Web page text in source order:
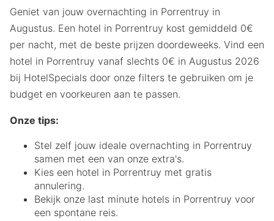
Geniet van jouw overnachting in Porrentruy in
Augustus. Een hotel in Porrentruy kost gemiddeld 0€
per nacht, met de beste prijzen doordeweeks. Vind een
hotel in Porrentruy vanaf slechts 0€ in Augustus 2026
bij HotelSpecials door onze filters te gebruiken om je
budget en voorkeuren aan te passen.
Onze tips:
Stel zelf jouw ideale overnachting in Porrentruy
samen met een van onze extra's.
Kies een hotel in Porrentruy met gratis
annulering.
Bekijk onze last minute hotels in Porrentruy voor
een spontane reis.